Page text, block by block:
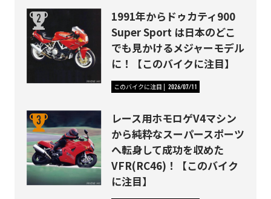
1991年からドゥカティ900
Super Sport は日本のどこ
でも見かけるメジャーモデル
に！【このバイクに注目】
このバイクに注目 2026/07/11
レース用ホモロゲV4マシン
から純粋なスーパースポーツ
へ転身して成功を収めた
VFR(RC46)！【このバイク
に注目】